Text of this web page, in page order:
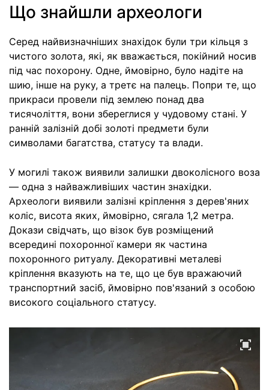
Що знайшли археологи
Серед найвизначніших знахідок були три кільця з
чистого золота, які, як вважається, покійний носив
під час похорону. Одне, ймовірно, було надіте на
шию, інше на руку, а третє на палець. Попри те, що
прикраси провели під землею понад два
тисячоліття, вони збереглися у чудовому стані. У
ранній залізній добі золоті предмети були
символами багатства, статусу та влади.
У могилі також виявили залишки двоколісного воза
— одна з найважливіших частин знахідки.
Археологи виявили залізні кріплення з дерев'яних
коліс, висота яких, ймовірно, сягала 1,2 метра.
Докази свідчать, що візок був розміщений
всередині похоронної камери як частина
похоронного ритуалу. Декоративні металеві
кріплення вказують на те, що це був вражаючий
транспортний засіб, ймовірно пов'язаний з особою
високого соціального статусу.